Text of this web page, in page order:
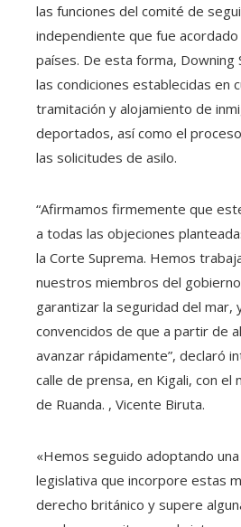
las funciones del comité de
independiente que fue
países. De esta forma,
las condiciones establecidas en
tramitación y alojamiento de
deportados, así como el
las solicitudes de asilo.
“Afirmamos firmemente que
a todas las objeciones
la Corte Suprema. Hemos
nuestros miembros del
garantizar la seguridad del mar,
convencidos de que a partir de
avanzar rápidamente”, declaró
calle de prensa, en Kigali, con
de Ruanda. , Vicente Biruta.
«Hemos seguido adoptando
legislativa que incorpore estas
derecho británico y supere